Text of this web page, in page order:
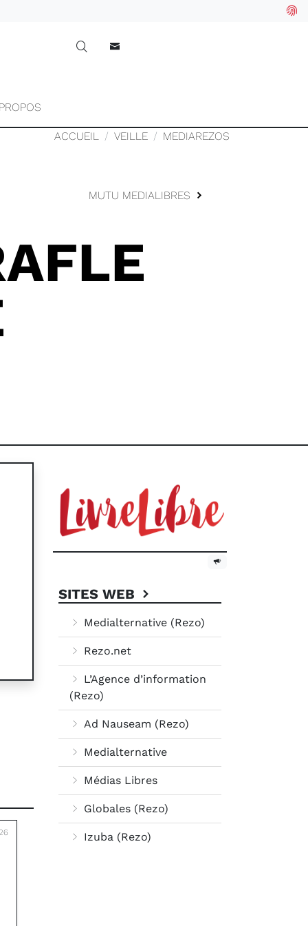
ACCUEIL VEILLE MEDIAREZOS
MUTU MEDIALIBRES
SITES WEB
Medialternative (Rezo)
Rezo.net
L’Agence d’information
(Rezo)
Ad Nauseam (Rezo)
Medialternative
Médias Libres
Globales (Rezo)
Izuba (Rezo)